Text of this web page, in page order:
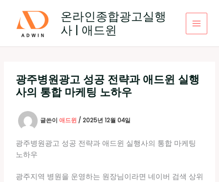
건
온라인종합광고실행
사 | 애드윈
광주병원광고 성공 전략과 애드윈 실행
사의 통합 마케팅 노하우
글쓴이 애드윈 / 2025년 12월 04일
광주병원광고 성공 전략과 애드윈 실행사의 통합 마케팅
노하우
광주지역 병원을 운영하는 원장님이라면 네이버 검색 상위